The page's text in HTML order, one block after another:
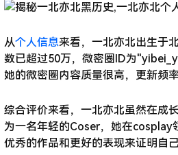
从个人信息来看，一北亦北出生于
数已超过50万，微密圈ID为
她的微密圈内容质量很高，更新频
综合评价来看，一北亦北虽然在成
为一名年轻的Coser，她在cosplay
优秀的作品和更好的表现来证明自